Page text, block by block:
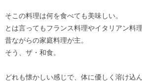
そこの料理は何を食べても美味しい。
とは言ってもフランス料理やイタリアン料理
昔ながらの家庭料理が主。
そう、ザ・和食。
どれも懐かしい感じで、体に優しく溶け込ん